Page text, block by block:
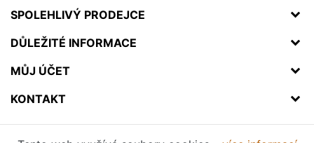
SPOLEHLIVÝ PRODEJCE
DŮLEŽITÉ INFORMACE
MŮJ ÚČET
KONTAKT